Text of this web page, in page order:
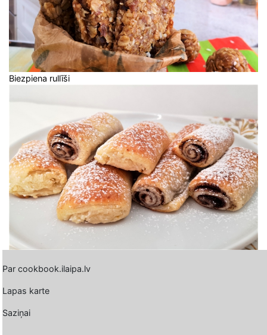
Biezpiena rullīši
Par cookbook.ilaipa.lv
Lapas karte
Saziņai